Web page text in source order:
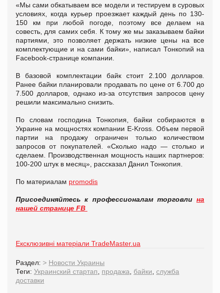
«Мы сами обкатываем все модели и тестируем в суровых
условиях, когда курьер проезжает каждый день по 130-
150 км при любой погоде, поэтому все делаем на
совесть, для самих себя. К тому же мы заказываем байки
партиями, это позволяет держать низкие цены на все
комплектующие и на сами байки», написал Тонкопий на
Facebook-странице компании.
В базовой комплектации байк стоит 2.100 долларов.
Ранее байки планировали продавать по цене от 6.700 до
7.500 долларов, однако из-за отсутствия запросов цену
решили максимально снизить.
По словам господина Тонкопия, байки собираются в
Украине на мощностях компании E-Kross. Объем первой
партии на продажу ограничен только количеством
запросов от покупателей. «Сколько надо — столько и
сделаем. Производственная мощность наших партнеров:
100-200 штук в месяц», рассказал Данил Тонкопия.
По материалам promodis
Присоединяйтесь к профессионалам торговли на
нашей странице FB
Ексклюзивні матеріали TradeMaster.ua
Раздел: > Новости Украины
Теги: Украинский стартап продажа байки служба
доставки